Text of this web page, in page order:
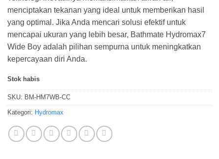
menciptakan tekanan yang ideal untuk memberikan hasil
yang optimal. Jika Anda mencari solusi efektif untuk
mencapai ukuran yang lebih besar, Bathmate Hydromax7
Wide Boy adalah pilihan sempurna untuk meningkatkan
kepercayaan diri Anda.
Stok habis
SKU: BM-HM7WB-CC
Kategori: Hydromax